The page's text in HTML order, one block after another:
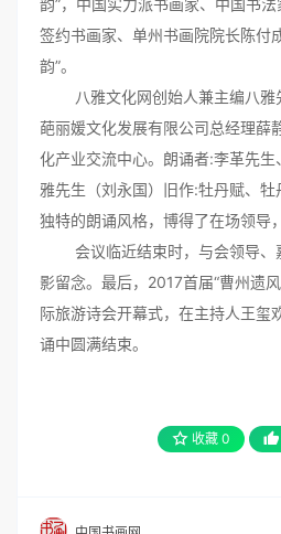
韵”，中国实力派书画家、中国书
签约书画家、单州书画院院长陈付
韵”。
八雅文化网创始人兼主编八雅
葩丽媛文化发展有限公司总经理薛
化产业交流中心。朗诵者:李革先
雅先生（刘永国）旧作:牡丹赋、牡
独特的朗诵风格，博得了在场领导
会议临近结束时，与会领导、
影留念。最后，2017首届“曹州遗
际旅游诗会开幕式，在主持人王玺
诵中圆满结束。
收藏 0